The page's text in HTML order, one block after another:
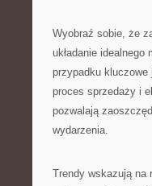
Wyobraź sobie, że
układanie
przypadku kluczowe
proces sprzedaży i
pozwalają
wydarzenia.
Trendy wskazują na